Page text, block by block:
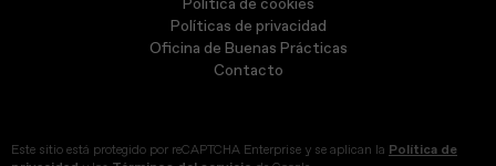
Políticas de privacidad
Oficina de Buenas Prácticas
Contacto
Este sitio está protegido por reCAPTCHA Enterprise y se aplican la Política de